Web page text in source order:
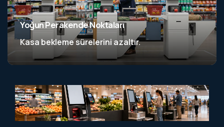
Yoğun Perakende Noktaları
Kasa bekleme sürelerini azaltır.